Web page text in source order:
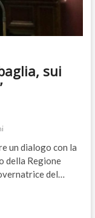
sui
un dialogo con la
della Regione
del…